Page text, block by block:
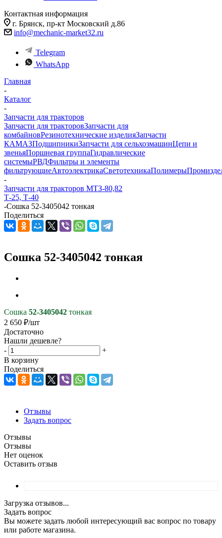
Контактная информация
г. Брянск, пр-кт Московский д.86
info@mechanic-market32.ru
Telegram
WhatsApp
Главная
-
Каталог
-
Запчасти для тракторов
Запчасти для тракторовЗапчасти для
комбайновРезинотехнические изделияЗапчасти
КАМАЗПодшипникиЗапчасти для сельхозмашинЦепи и
звеньяПоршневая группаГидравлические
системыРВДФильтры и элементы
фильтрующиеАвтоэлектрикаСветотехникаПолимеры
-
Запчасти для тракторов МТЗ-80,82
Т-25, Т-40
-Сошка 52-3405042 тонкая
Поделиться
Сошка 52-3405042 тонкая
Сошка 52-3405042 тонкая
2 650 ₽/шт
Достаточно
Нашли дешевле?
-
+
В корзину
Поделиться
Отзывы
Задать вопрос
Отзывы
Отзывы
Нет оценок
Оставить отзыв
Загрузка отзывов...
Задать вопрос
Вы можете задать любой интересующий вас вопрос по товару
или работе магазина.